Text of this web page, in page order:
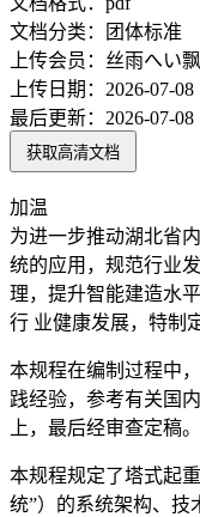
文档分类：
团体标准
上传会员： 丝雨へい
上传日期： 2026-07-08
最后更新： 2026-07-08
获取高清文档
加温
为进一步推动湖北省
统的应用，规范行业
理，提升智能建造水
行 业健康发展，特制
本规程在编制过程中
践经验，参考有关国
上，最后经审查定稿。
本规程规定了塔式起
统”）的系统架构、技